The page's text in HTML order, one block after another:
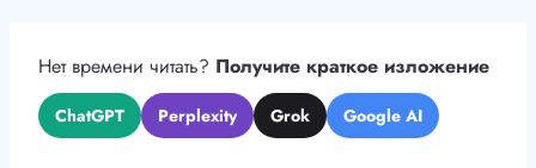
Нет времени читать? Получите краткое изложение
ChatGPT Perplexity Grok Google AI